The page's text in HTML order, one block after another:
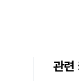
관련